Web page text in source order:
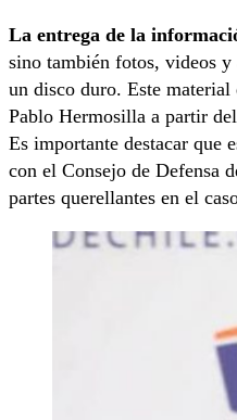
La entrega de la
sino también fotos, videos y
un disco duro. Este material
Pablo Hermosilla a partir
Es importante destacar que
con el Consejo de Defensa
partes querellantes en el